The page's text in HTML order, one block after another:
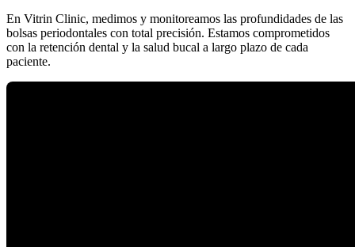
En Vitrin Clinic, medimos y monitoreamos las profundidades de las
bolsas periodontales con total precisión. Estamos comprometidos
con la retención dental y la salud bucal a largo plazo de cada
paciente.